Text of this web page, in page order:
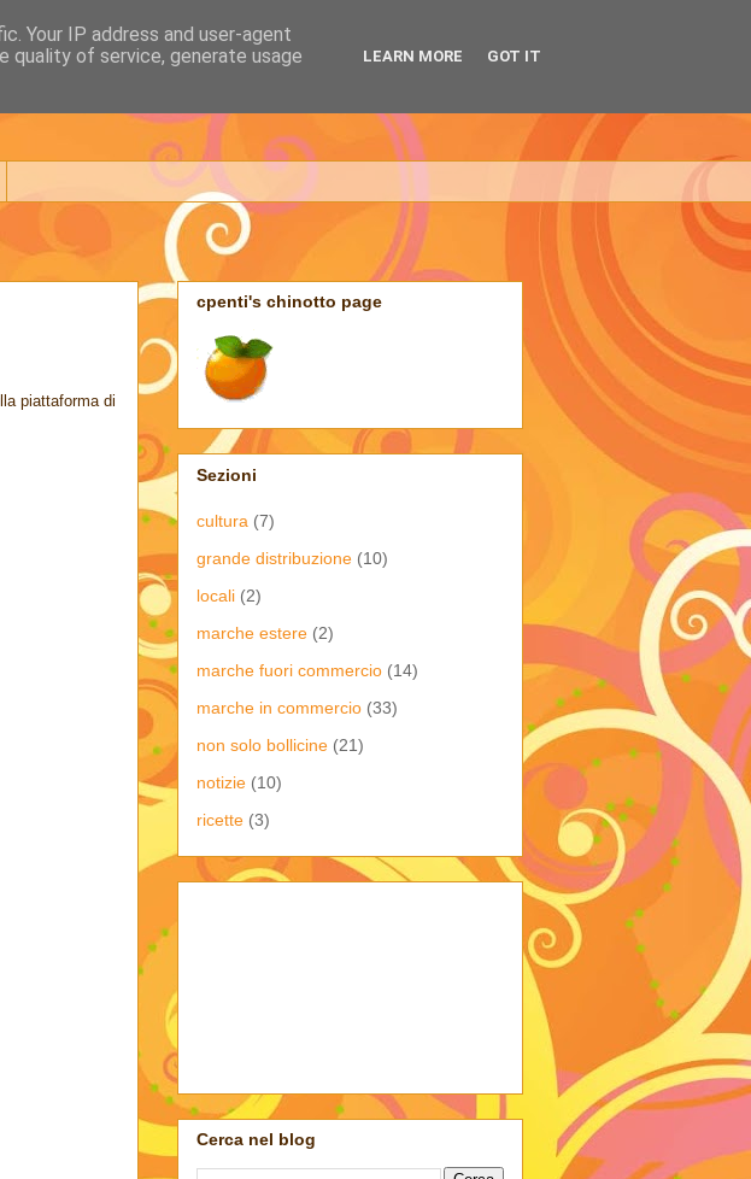
piattaforma di
cpenti's chinotto page
Sezioni
cultura (7)
grande distribuzione (10)
locali (2)
marche estere (2)
marche fuori commercio (14)
marche in commercio (33)
non solo bollicine (21)
notizie (10)
ricette (3)
Cerca nel blog
Your IP address and user-agent
quality of service, generate usage
LEARN MORE GOT IT